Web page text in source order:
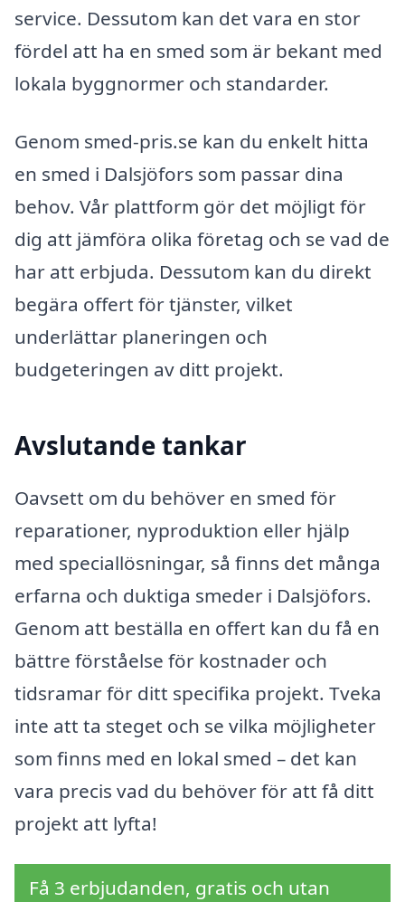
service. Dessutom kan det vara en stor
fördel att ha en smed som är bekant med
lokala byggnormer och standarder.
Genom smed-pris.se kan du enkelt hitta
en smed i Dalsjöfors som passar dina
behov. Vår plattform gör det möjligt för
dig att jämföra olika företag och se vad de
har att erbjuda. Dessutom kan du direkt
begära offert för tjänster, vilket
underlättar planeringen och
budgeteringen av ditt projekt.
Avslutande tankar
Oavsett om du behöver en smed för
reparationer, nyproduktion eller hjälp
med speciallösningar, så finns det många
erfarna och duktiga smeder i Dalsjöfors.
Genom att beställa en offert kan du få en
bättre förståelse för kostnader och
tidsramar för ditt specifika projekt. Tveka
inte att ta steget och se vilka möjligheter
som finns med en lokal smed – det kan
vara precis vad du behöver för att få ditt
projekt att lyfta!
Få 3 erbjudanden, gratis och utan